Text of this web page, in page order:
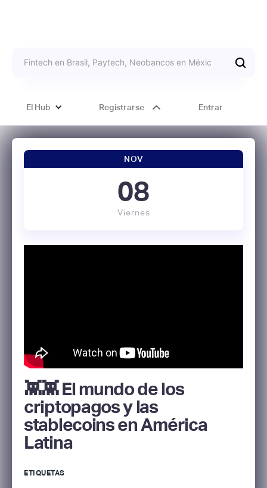
El Hub Registrarse Entrar
NOV
08
Viernes
👾👾 El mundo de los
criptopagos y las
stablecoins en América
Latina
ETIQUETAS